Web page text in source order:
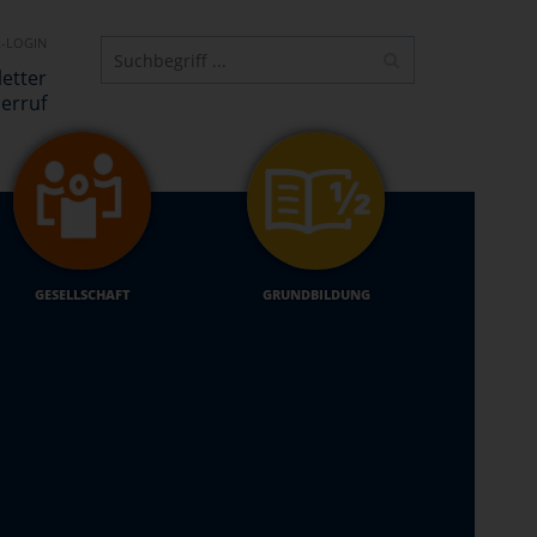
LOGIN
GESELLSCHAFT GRUNDBILDUNG